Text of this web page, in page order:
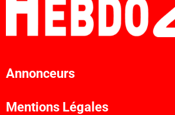
Annonceurs
Mentions Légales